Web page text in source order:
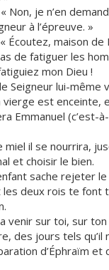
Non, je n’en
à l’épreuve. »
Écoutez, maison de
de fatiguer les
mon Dieu !
Seigneur lui-même
vierge est enceinte,
Emmanuel (c’est-
il se nourrira,
et choisir le bien.
sache rejeter
deux rois te font
venir sur toi, sur
des jours tels qu’il
d’Éphraïm et